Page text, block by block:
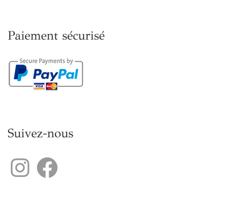
Paiement sécurisé
Suivez-nous
Instagram Facebook